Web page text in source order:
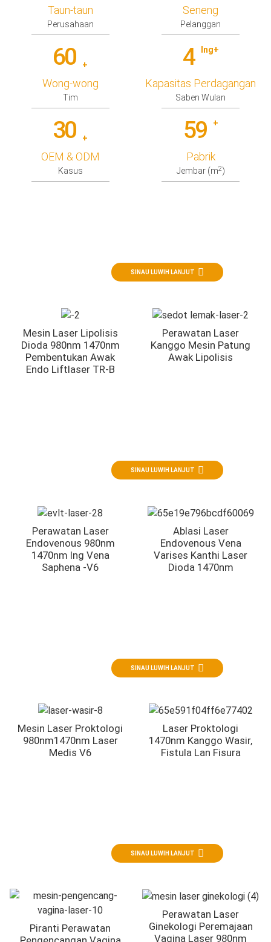
Taun-taun
Perusahaan
Seneng
Pelanggan
60 +
Wong-wong
Tim
4 Ing+
Kapasitas Perdagangan
Saben Wulan
30 +
OEM & ODM
Kasus
59 +
Pabrik
Jembar (m2)
SINAU LUWIH LANJUT
Mesin Laser Lipolisis
Dioda 980nm 1470nm
Pembentukan Awak
Endo Liftlaser TR-B
Perawatan Laser
Kanggo Mesin Patung
Awak Lipolisis
SINAU LUWIH LANJUT
Perawatan Laser
Endovenous 980nm
1470nm Ing Vena
Saphena -V6
Ablasi Laser
Endovenous Vena
Varises Kanthi Laser
Dioda 1470nm
SINAU LUWIH LANJUT
Mesin Laser Proktologi
980nm1470nm Laser
Medis V6
Laser Proktologi
1470nm Kanggo Wasir,
Fistula Lan Fisura
SINAU LUWIH LANJUT
Piranti Perawatan
Perawatan Laser
Ginekologi Peremajaan
Vagina Laser 980nm